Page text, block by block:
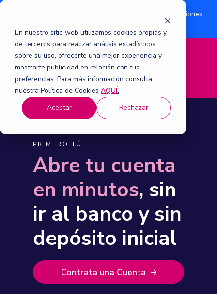
En nuestro sitio web utilizamos cookies propias y
de terceros para realizar análisis estadísticos
sobre su uso, ofrecerte una mejor experiencia y
mostrarte publicidad en relación con tus
preferencias. Para más información consulta
nuestra Política de Cookies AQUÍ.
Aceptar
Rechazar
¿Eres accionista? Conoce acerca de la suscripción de acciones
M
e
n
PRIMERO TÚ
Abre tu cuenta
en minutos, sin
ir al banco y sin
depósito inicial
Contrata una Cuenta